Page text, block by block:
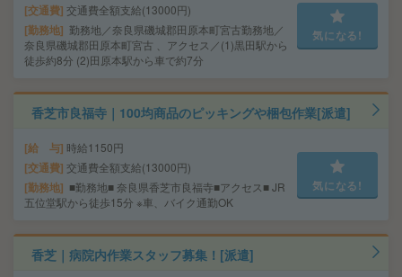
交通費 交通費全額支給(13000円)
勤務地 勤務地／奈良県磯城郡田原本町宮古勤務地／
奈良県磯城郡田原本町宮古 、アクセス／(1)黒田駅から
徒歩約8分 (2)田原本駅から車で約7分
気になる!
香芝市良福寺｜100均商品のピッキングや梱包作業[派遣]
給 与 時給1150円
交通費 交通費全額支給(13000円)
勤務地
■勤務地■ 奈良県香芝市良福寺■アクセス■ JR
五位堂駅から徒歩15分 ※車、バイク通勤OK
気になる!
香芝｜病院内作業スタッフ募集！[派遣]